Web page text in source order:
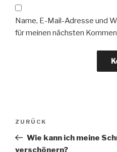
Name, E-Mail-Adresse und
für meinen nächsten
Beitragsnavigation
Vorheriger
Beitrag
ZURÜCK
Wie kann ich meine
verschönern?